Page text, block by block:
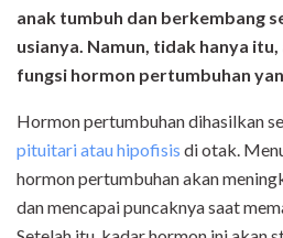
anak tumbuh dan berkembang
usianya. Namun, tidak hanya itu,
fungsi hormon pertumbuhan
Hormon pertumbuhan dihasilkan
pituitari atau hipofisis di otak.
hormon pertumbuhan akan
dan mencapai puncaknya saat